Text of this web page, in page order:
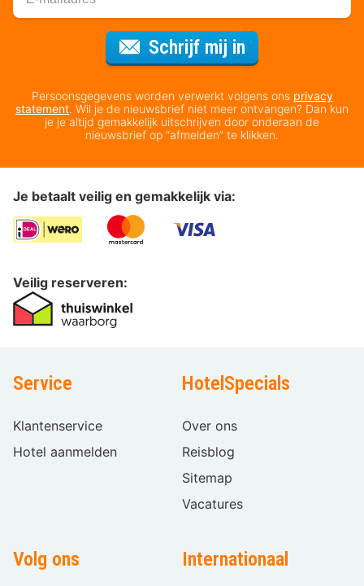
Schrijf mij in
Persoonsgegevens worden verwerkt volgens ons privacy
statement. Wil je de nieuwsbrief niet meer ontvangen? Dan kun
je je altijd gemakkelijk uitschrijven door onderaan de
nieuwsbrief op “afmelden” te klikken.
Je betaalt veilig en gemakkelijk via:
Veilig reserveren:
Service
Klantenservice
Hotel aanmelden
HotelSpecials
Over ons
Reisblog
Sitemap
Vacatures
Volg ons Internationaal